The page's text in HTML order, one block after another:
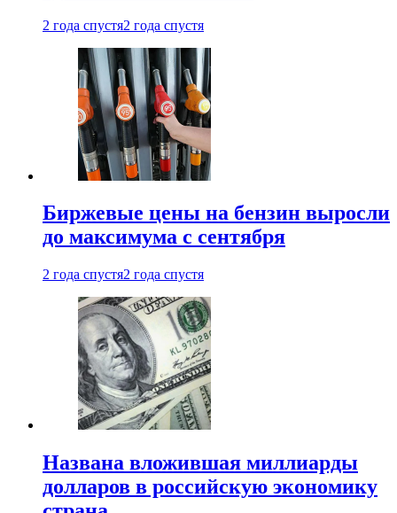
2 года спустя2 года спустя
Биржевые цены на бензин выросли
до максимума с сентября
2 года спустя2 года спустя
Названа вложившая миллиарды
долларов в российскую экономику